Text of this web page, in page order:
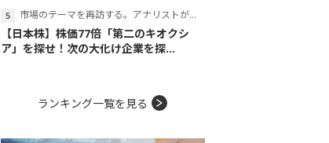
市場のテーマを再訪する。アナリストが読み解くテーマの本質
【日本株】株価77倍「第二のキオクシ
ア」を探せ！次の大化け企業を探...
ランキング一覧を見る